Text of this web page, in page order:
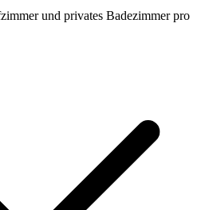
und privates Badezimmer pro